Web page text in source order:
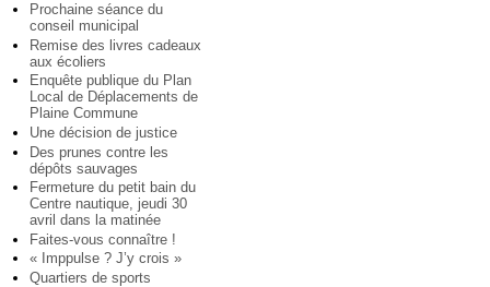
Prochaine séance du
conseil municipal
Remise des livres cadeaux
aux écoliers
Enquête publique du Plan
Local de Déplacements de
Plaine Commune
Une décision de justice
Des prunes contre les
dépôts sauvages
Fermeture du petit bain du
Centre nautique, jeudi 30
avril dans la matinée
Faites-vous connaître !
« Imppulse ? J’y crois »
Quartiers de sports